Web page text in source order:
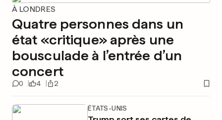
À LONDRES
Quatre personnes dans un
état «critique» après une
bousculade à l’entrée d’un
concert
0 4 2
ÉTATS-UNIS